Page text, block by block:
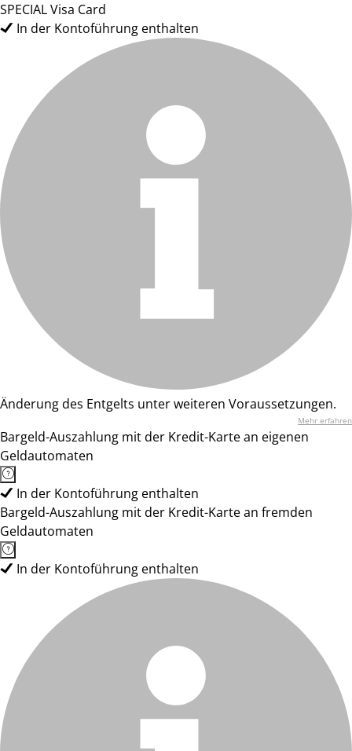
SPECIAL Visa Card
In der Kontoführung enthalten
Änderung des Entgelts unter weiteren Voraussetzungen.
Mehr erfahren
Bargeld-Auszahlung mit der Kredit-Karte an eigenen
Geldautomaten
In der Kontoführung enthalten
Bargeld-Auszahlung mit der Kredit-Karte an fremden
Geldautomaten
In der Kontoführung enthalten